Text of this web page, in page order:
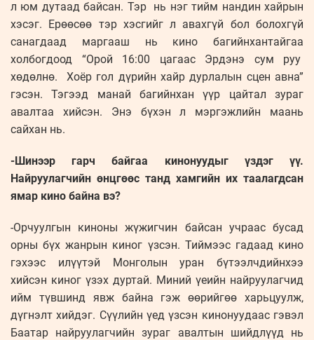
л юм дутаад байсан. Тэр нь нэг тийм нандин хайрын
хэсэг. Ерөөсөө тэр хэсгийг л авахгүй бол болохгүй
санагдаад маргааш нь кино багийнхантайгаа
холбогдоод “Орой 16:00 цагаас Эрдэнэ сум руу
хөдөлнө. Хоёр гол дүрийн хайр дурлалын сцен авна”
гэсэн. Тэгээд манай багийнхан үүр цайтал зураг
авалтаа хийсэн. Энэ бүхэн л мэргэжлийн маань
сайхан нь.
-Шинээр гарч байгаа кинонуудыг үздэг үү.
Найруулагчийн өнцгөөс танд хамгийн их таалагдсан
ямар кино байна вэ?
-Орчуулгын киноны жүжигчин байсан учраас бусад
орны бүх жанрын киног үзсэн. Тиймээс гадаад кино
гэхээс илүүтэй Монголын уран бүтээлчдийнхээ
хийсэн киног үзэх дуртай. Миний үеийн найруулагчид
ийм түвшинд явж байна гэж өөрийгөө харьцуулж,
дүгнэлт хийдэг. Сүүлийн үед үзсэн кинонуудаас гэвэл
Баатар найруулагчийн зураг авалтын шийдлүүд нь